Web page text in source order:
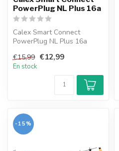
PowerPlug NL Plus 16a
Calex Smart Connect
PowerPlug NL Plus 16a
€15,99 €12,99
En stock
-15%